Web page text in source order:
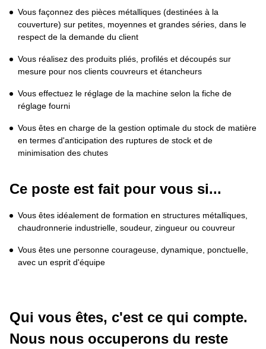
Vous façonnez des pièces métalliques (destinées à la
couverture) sur petites, moyennes et grandes séries, dans le
respect de la demande du client
Vous réalisez des produits pliés, profilés et découpés sur
mesure pour nos clients couvreurs et étancheurs
Vous effectuez le réglage de la machine selon la fiche de
réglage fourni
Vous êtes en charge de la gestion optimale du stock de matière
en termes d'anticipation des ruptures de stock et de
minimisation des chutes
Ce poste est fait pour vous si...
Vous êtes idéalement de formation en structures métalliques,
chaudronnerie industrielle, soudeur, zingueur ou couvreur
Vous êtes une personne courageuse, dynamique, ponctuelle,
avec un esprit d'équipe
Qui vous êtes, c'est ce qui compte.
Nous nous occuperons du reste